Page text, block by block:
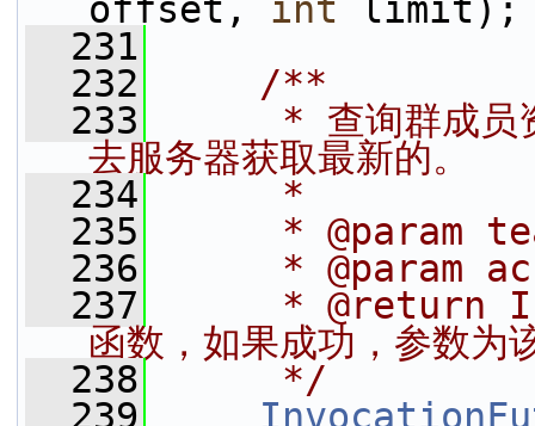
offset, int limit);
  231
  232
    /**
  233
* 查询群成员
去服务器获取最新的。
  234
     *
  235
* @param
  236
* @param
  237
* @return
函数，如果成功，参数为
  238
     */
  239